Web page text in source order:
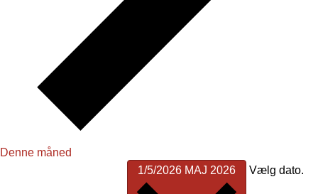
Denne måned
1/5/2026 MAJ 2026 Vælg dato.